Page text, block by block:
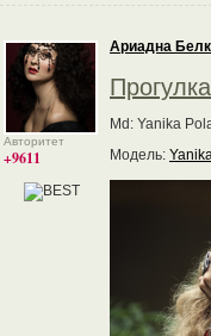
Авторитет
+9611
Ариадна
Md: Yanika
Модель: